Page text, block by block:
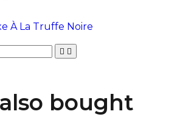
À La Truffe Noire
 
bought